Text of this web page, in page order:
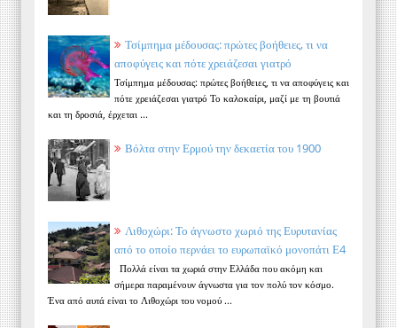
Τσίμπημα μέδουσας: πρώτες βοήθειες, τι να
αποφύγεις και πότε χρειάζεσαι γιατρό
Τσίμπημα μέδουσας: πρώτες βοήθειες, τι να αποφύγεις και
πότε χρειάζεσαι γιατρό Το καλοκαίρι, μαζί με τη βουτιά
και τη δροσιά, έρχεται ...
Βόλτα στην Ερμού την δεκαετία του 1900
Λιθοχώρι: Το άγνωστο χωριό της Ευρυτανίας
από το οποίο περνάει το ευρωπαϊκό μονοπάτι Ε4
Πολλά είναι τα χωριά στην Ελλάδα που ακόμη και
σήμερα παραμένουν άγνωστα για τον πολύ τον κόσμο.
Ένα από αυτά είναι το Λιθοχώρι του νομού ...